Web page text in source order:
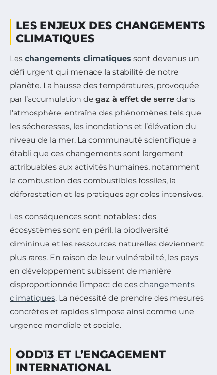
LES ENJEUX DES CHANGEMENTS
CLIMATIQUES
Les changements climatiques sont devenus un
défi urgent qui menace la stabilité de notre
planète. La hausse des températures, provoquée
par l’accumulation de gaz à effet de serre dans
l’atmosphère, entraîne des phénomènes tels que
les sécheresses, les inondations et l’élévation du
niveau de la mer. La communauté scientifique a
établi que ces changements sont largement
attribuables aux activités humaines, notamment
la combustion des combustibles fossiles, la
déforestation et les pratiques agricoles intensives.
Les conséquences sont notables : des
écosystèmes sont en péril, la biodiversité
dimininue et les ressources naturelles deviennent
plus rares. En raison de leur vulnérabilité, les pays
en développement subissent de manière
disproportionnée l’impact de ces changements
climatiques. La nécessité de prendre des mesures
concrètes et rapides s’impose ainsi comme une
urgence mondiale et sociale.
ODD13 ET L’ENGAGEMENT
INTERNATIONAL